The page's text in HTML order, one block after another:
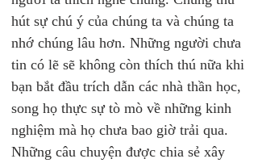
hút sự chú ý của chúng ta và chúng ta
nhớ chúng lâu hơn. Những người chưa
tin có lẽ sẽ không còn thích thú nữa khi
bạn bắt đầu trích dẫn các nhà thần học,
song họ thực sự tò mò về những kinh
nghiệm mà họ chưa bao giờ trải qua.
Những câu chuyện được chia sẻ xây